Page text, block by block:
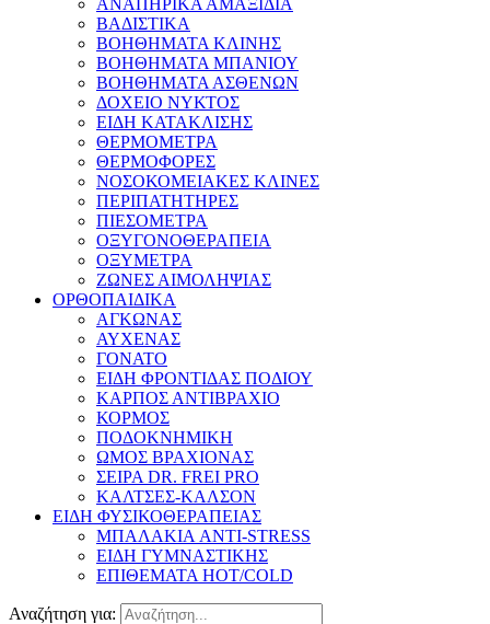
ΑΝΑΠΗΡΙΚΑ ΑΜΑΞΙΔΙΑ
ΒΑΔΙΣΤΙΚΑ
ΒΟΗΘΗΜΑΤΑ ΚΛΙΝΗΣ
ΒΟΗΘΗΜΑΤΑ ΜΠΑΝΙΟΥ
ΒΟΗΘΗΜΑΤΑ ΑΣΘΕΝΩΝ
ΔΟΧΕΙΟ ΝΥΚΤΟΣ
ΕΙΔΗ ΚΑΤΑΚΛΙΣΗΣ
ΘΕΡΜΟΜΕΤΡΑ
ΘΕΡΜΟΦΟΡΕΣ
ΝΟΣΟΚΟΜΕΙΑΚΕΣ ΚΛΙΝΕΣ
ΠΕΡΙΠΑΤΗΤΗΡΕΣ
ΠΙΕΣΟΜΕΤΡΑ
ΟΞΥΓΟΝΟΘΕΡΑΠΕΙΑ
ΟΞΥΜΕΤΡΑ
ΖΩΝΕΣ ΑΙΜΟΛΗΨΙΑΣ
ΟΡΘΟΠΑΙΔΙΚΑ
ΑΓΚΩΝΑΣ
ΑΥΧΕΝΑΣ
ΓΟΝΑΤΟ
ΕΙΔΗ ΦΡΟΝΤΙΔΑΣ ΠΟΔΙΟΥ
ΚΑΡΠΟΣ ΑΝΤΙΒΡΑΧΙΟ
ΚΟΡΜΟΣ
ΠΟΔΟΚΝΗΜΙΚΗ
ΩΜΟΣ ΒΡΑΧΙΟΝΑΣ
ΣΕΙΡΑ DR. FREI PRO
ΚΑΛΤΣΕΣ-ΚΑΛΣΟΝ
ΕΙΔΗ ΦΥΣΙΚΟΘΕΡΑΠΕΙΑΣ
ΜΠΑΛΑΚΙΑ ANTI-STRESS
ΕΙΔΗ ΓΥΜΝΑΣΤΙΚΗΣ
ΕΠΙΘΕΜΑΤΑ HOT/COLD
Αναζήτηση για: